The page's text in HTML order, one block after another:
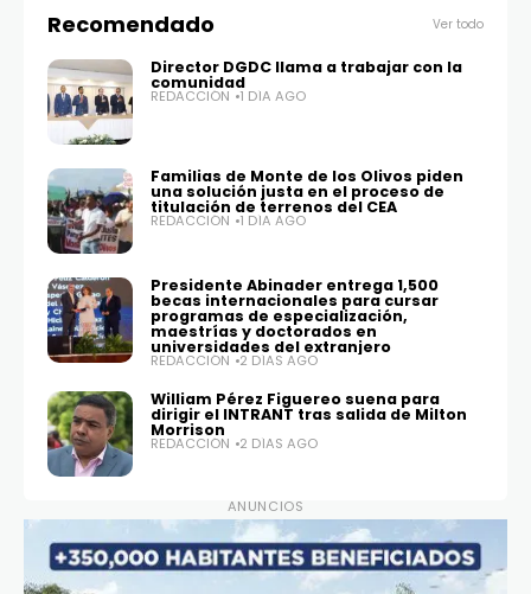
Recomendado Ver todo
Director DGDC llama a trabajar con la
comunidad
REDACCIÓN 1 DÍA AGO
Familias de Monte de los Olivos piden
una solución justa en el proceso de
titulación de terrenos del CEA
REDACCIÓN 1 DÍA AGO
Presidente Abinader entrega 1,500
becas internacionales para cursar
programas de especialización,
maestrías y doctorados en
universidades del extranjero
REDACCIÓN 2 DÍAS AGO
William Pérez Figuereo suena para
dirigir el INTRANT tras salida de Milton
Morrison
REDACCIÓN 2 DÍAS AGO
ANUNCIOS